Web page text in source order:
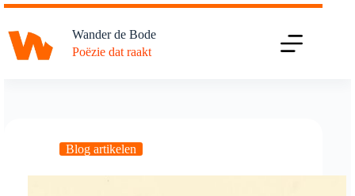
Ga
de
inhoud
Wander de Bode
Poëzie dat raakt
Blog artikelen